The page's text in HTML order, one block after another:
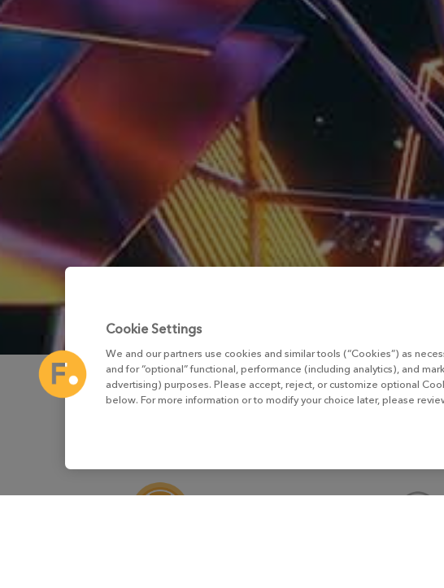
Cookie Settings
We and our partners use cookies and similar tools (“Cookies”) as
and for “optional” functional, performance (including analytics), and
advertising) purposes. Please accept, reject, or customize optional
below. For more information or to modify your choice later, please